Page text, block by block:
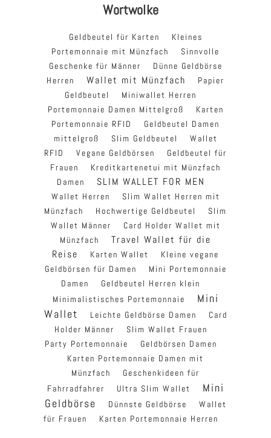
Wortwolke
Geldbeutel für Karten
Kleines
Portemonnaie mit Münzfach
Sinnvolle
Geschenke für Männer
Dünne Geldbörse
Herren
Wallet mit Münzfach
Papier
Geldbeutel
Miniwallet Herren
Portemonnaie Damen Mittelgroß
Karten
Portemonnaie RFID
Geldbeutel Damen
mittelgroß
Slim Geldbeutel
Wallet
RFID
Vegane Geldbörsen
Geldbeutel für
Frauen
Kreditkartenetui mit Münzfach
Damen
SLIM WALLET FOR MEN
Wallet Herren
Slim Wallet Herren mit
Münzfach
Hochwertige Geldbeutel
Slim
Wallet Männer
Card Holder Wallet mit
Münzfach
Travel Wallet für die
Reise
Karten Wallet
Kleine vegane
Geldbörsen für Damen
Mini Portemonnaie
Damen
Geldbeutel Herren klein
Minimalistisches Portemonnaie
Mini
Wallet
Leichte Geldbörse Damen
Card
Holder Männer
Slim Wallet Frauen
Party Portemonnaie
Geldbörsen Damen
Karten Portemonnaie Damen mit
Münzfach
Geschenkideen für
Fahrradfahrer
Ultra Slim Wallet
Mini
Geldbörse
Dünnste Geldbörse
Wallet
für Frauen
Karten Portemonnaie Herren